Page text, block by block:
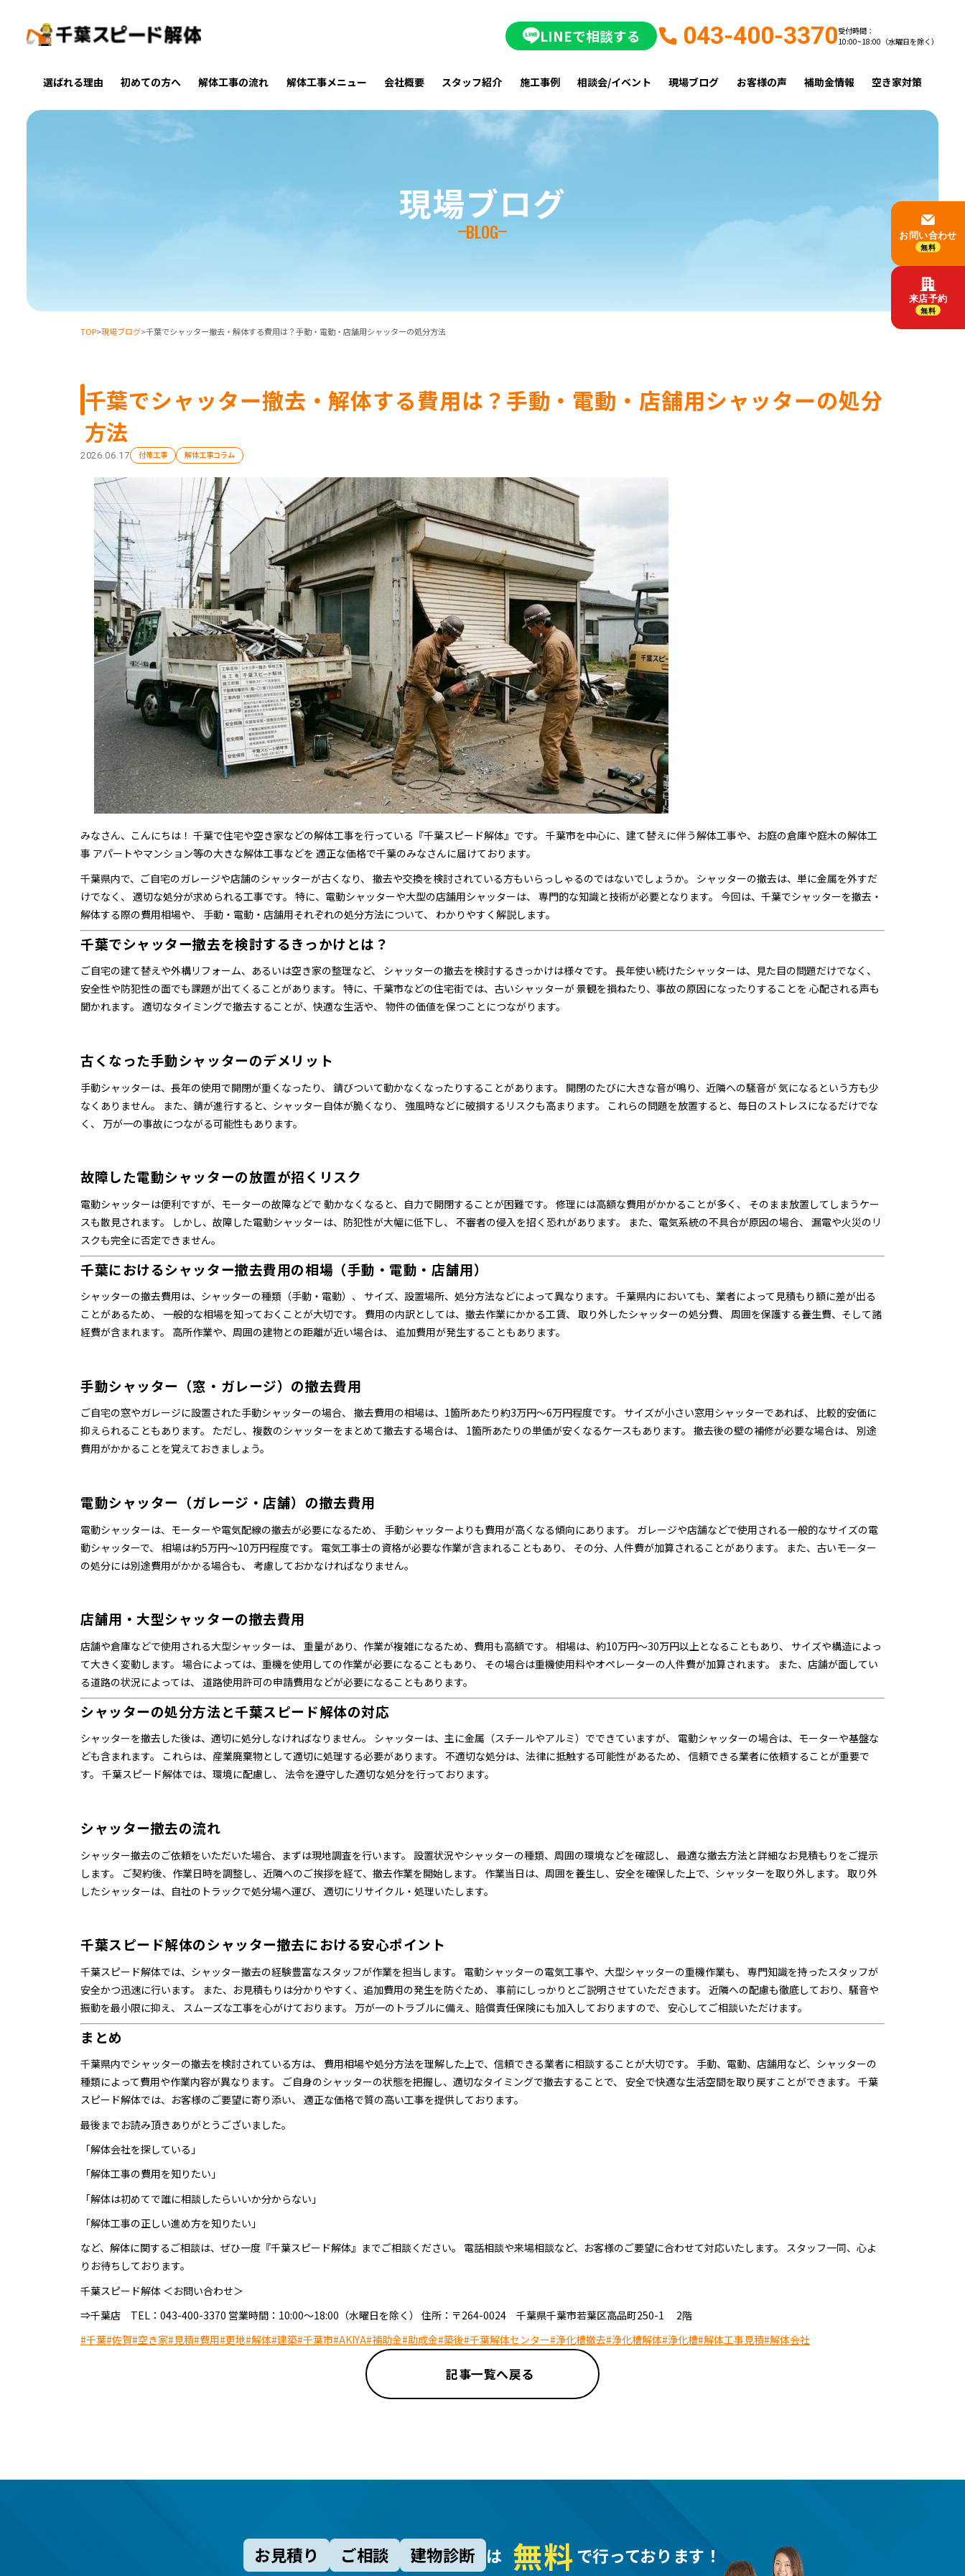
お問い合わせ
無料
来店予約
無料
LINEで相談する 043-400-3370受付時間：
10:00~18:00（水曜日を除く）
選ばれる理由 初めての方へ 解体工事の流れ 解体工事メニュー 会社概要 スタッフ紹介 施工事例 相談会/イベント 現場ブログ お客様の声 補助金情報 空き家対策
現場ブログ
BLOG
TOP>現場ブログ>千葉でシャッター撤去・解体する費用は？手動・電動・店舗用シャッターの処分方法
千葉でシャッター撤去・解体する費用は？手動・電動・店舗用シャッターの処分
方法
2026.06.17 付帯工事 解体工事コラム
みなさん、こんにちは！ 千葉で住宅や空き家などの解体工事を行っている『千葉スピード解体』です。 千葉市を中心に、建て替えに伴う解体工事や、お庭の倉庫や庭木の解体工
事 アパートやマンション等の大きな解体工事などを 適正な価格で千葉のみなさんに届けております。
千葉県内で、ご自宅のガレージや店舗のシャッターが古くなり、 撤去や交換を検討されている方もいらっしゃるのではないでしょうか。 シャッターの撤去は、単に金属を外すだ
けでなく、 適切な処分が求められる工事です。 特に、電動シャッターや大型の店舗用シャッターは、 専門的な知識と技術が必要となります。 今回は、千葉でシャッターを撤去・
解体する際の費用相場や、 手動・電動・店舗用それぞれの処分方法について、 わかりやすく解説します。
千葉でシャッター撤去を検討するきっかけとは？
ご自宅の建て替えや外構リフォーム、あるいは空き家の整理など、 シャッターの撤去を検討するきっかけは様々です。 長年使い続けたシャッターは、見た目の問題だけでなく、
安全性や防犯性の面でも課題が出てくることがあります。 特に、千葉市などの住宅街では、古いシャッターが 景観を損ねたり、事故の原因になったりすることを 心配される声も
聞かれます。 適切なタイミングで撤去することが、快適な生活や、 物件の価値を保つことにつながります。
古くなった手動シャッターのデメリット
手動シャッターは、長年の使用で開閉が重くなったり、 錆びついて動かなくなったりすることがあります。 開閉のたびに大きな音が鳴り、近隣への騒音が 気になるという方も少
なくありません。 また、錆が進行すると、シャッター自体が脆くなり、 強風時などに破損するリスクも高まります。 これらの問題を放置すると、毎日のストレスになるだけでな
く、 万が一の事故につながる可能性もあります。
故障した電動シャッターの放置が招くリスク
電動シャッターは便利ですが、モーターの故障などで 動かなくなると、自力で開閉することが困難です。 修理には高額な費用がかかることが多く、 そのまま放置してしまうケー
スも散見されます。 しかし、故障した電動シャッターは、防犯性が大幅に低下し、 不審者の侵入を招く恐れがあります。 また、電気系統の不具合が原因の場合、 漏電や火災のリ
スクも完全に否定できません。
千葉におけるシャッター撤去費用の相場（手動・電動・店舗用）
シャッターの撤去費用は、シャッターの種類（手動・電動）、 サイズ、設置場所、処分方法などによって異なります。 千葉県内においても、業者によって見積もり額に差が出る
ことがあるため、 一般的な相場を知っておくことが大切です。 費用の内訳としては、撤去作業にかかる工賃、 取り外したシャッターの処分費、 周囲を保護する養生費、そして諸
経費が含まれます。 高所作業や、周囲の建物との距離が近い場合は、 追加費用が発生することもあります。
手動シャッター（窓・ガレージ）の撤去費用
ご自宅の窓やガレージに設置された手動シャッターの場合、 撤去費用の相場は、1箇所あたり約3万円〜6万円程度です。 サイズが小さい窓用シャッターであれば、 比較的安価に
抑えられることもあります。 ただし、複数のシャッターをまとめて撤去する場合は、 1箇所あたりの単価が安くなるケースもあります。 撤去後の壁の補修が必要な場合は、 別途
費用がかかることを覚えておきましょう。
電動シャッター（ガレージ・店舗）の撤去費用
電動シャッターは、モーターや電気配線の撤去が必要になるため、 手動シャッターよりも費用が高くなる傾向にあります。 ガレージや店舗などで使用される一般的なサイズの電
動シャッターで、 相場は約5万円〜10万円程度です。 電気工事士の資格が必要な作業が含まれることもあり、 その分、人件費が加算されることがあります。 また、古いモーター
の処分には別途費用がかかる場合も、 考慮しておかなければなりません。
店舗用・大型シャッターの撤去費用
店舗や倉庫などで使用される大型シャッターは、 重量があり、作業が複雑になるため、費用も高額です。 相場は、 約10万円〜30万円以上となることもあり、 サイズや構造によっ
て大きく変動します。 場合によっては、重機を使用しての作業が必要になることもあり、 その場合は重機使用料やオペレーターの人件費が加算されます。 また、店舗が面してい
る道路の状況によっては、 道路使用許可の申請費用などが必要になることもあります。
シャッターの処分方法と千葉スピード解体の対応
シャッターを撤去した後は、適切に処分しなければなりません。 シャッターは、主に金属（スチールやアルミ）でできていますが、 電動シャッターの場合は、モーターや基盤な
ども含まれます。 これらは、産業廃棄物として適切に処理する必要があります。 不適切な処分は、法律に抵触する可能性があるため、 信頼できる業者に依頼することが重要で
す。 千葉スピード解体では、環境に配慮し、 法令を遵守した適切な処分を行っております。
シャッター撤去の流れ
シャッター撤去のご依頼をいただいた場合、まずは現地調査を行います。 設置状況やシャッターの種類、周囲の環境などを確認し、 最適な撤去方法と詳細なお見積もりをご提示
します。 ご契約後、作業日時を調整し、近隣へのご挨拶を経て、撤去作業を開始します。 作業当日は、周囲を養生し、安全を確保した上で、シャッターを取り外します。 取り外
したシャッターは、自社のトラックで処分場へ運び、 適切にリサイクル・処理いたします。
千葉スピード解体のシャッター撤去における安心ポイント
千葉スピード解体では、シャッター撤去の経験豊富なスタッフが作業を担当します。 電動シャッターの電気工事や、大型シャッターの重機作業も、 専門知識を持ったスタッフが
安全かつ迅速に行います。 また、お見積もりは分かりやすく、追加費用の発生を防ぐため、 事前にしっかりとご説明させていただきます。 近隣への配慮も徹底しており、騒音や
振動を最小限に抑え、 スムーズな工事を心がけております。 万が一のトラブルに備え、賠償責任保険にも加入しておりますので、 安心してご相談いただけます。
まとめ
千葉県内でシャッターの撤去を検討されている方は、 費用相場や処分方法を理解した上で、信頼できる業者に相談することが大切です。 手動、電動、店舗用など、シャッターの
種類によって費用や作業内容が異なります。 ご自身のシャッターの状態を把握し、適切なタイミングで撤去することで、 安全で快適な生活空間を取り戻すことができます。 千葉
スピード解体では、お客様のご要望に寄り添い、 適正な価格で質の高い工事を提供しております。
最後までお読み頂きありがとうございました。
「解体会社を探している」
「解体工事の費用を知りたい」
「解体は初めてで誰に相談したらいいか分からない」
「解体工事の正しい進め方を知りたい」
など、解体に関するご相談は、ぜひ一度『千葉スピード解体』までご相談ください。 電話相談や来場相談など、お客様のご要望に合わせて対応いたします。 スタッフ一同、心よ
りお待ちしております。
千葉スピード解体 ＜お問い合わせ＞
⇒千葉店 TEL：043-400-3370 営業時間：10:00～18:00（水曜日を除く） 住所：〒264-0024 千葉県千葉市若葉区高品町250-1 2階
#千葉#佐賀#空き家#見積#費用#更地#解体#建築#千葉市#AKIYA#補助金#助成金#築後#千葉解体センター#浄化槽撤去#浄化槽解体#浄化槽#解体工事見積#解体会社
記事一覧へ戻る
お見積り ご相談 建物診断 は 無料で行っております！